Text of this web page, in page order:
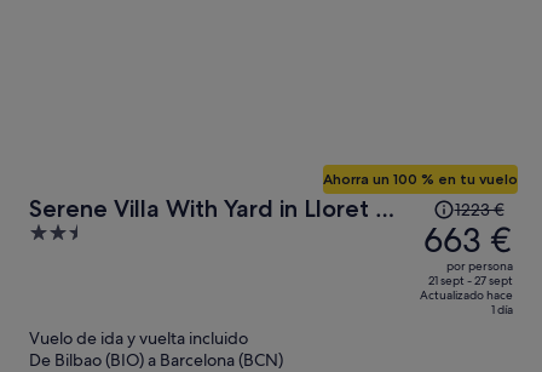
Serene Villa With Yard in Lloret de
Mar
2.5
Ahorra un 100 % en tu vuelo
El
precio
era
de
1223 €,
1223 €
663 €
por persona
21 sept - 27 sept
Actualizado hace
1 día
Vuelo de ida y vuelta incluido
De Bilbao (BIO) a Barcelona (BCN)